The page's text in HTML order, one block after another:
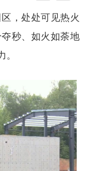
，处处可见热火
秒、如火如荼地
。